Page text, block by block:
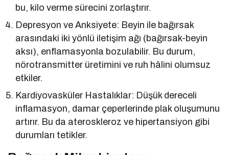
bu, kilo verme sürecini zorlaştırır.
Depresyon ve Anksiyete: Beyin ile bağırsak
arasındaki iki yönlü iletişim ağı (bağırsak-beyin
aksı), enflamasyonla bozulabilir. Bu durum,
nörotransmitter üretimini ve ruh hâlini olumsuz
etkiler.
Kardiyovasküler Hastalıklar: Düşük dereceli
inflamasyon, damar çeperlerinde plak oluşumunu
artırır. Bu da ateroskleroz ve hipertansiyon gibi
durumları tetikler.